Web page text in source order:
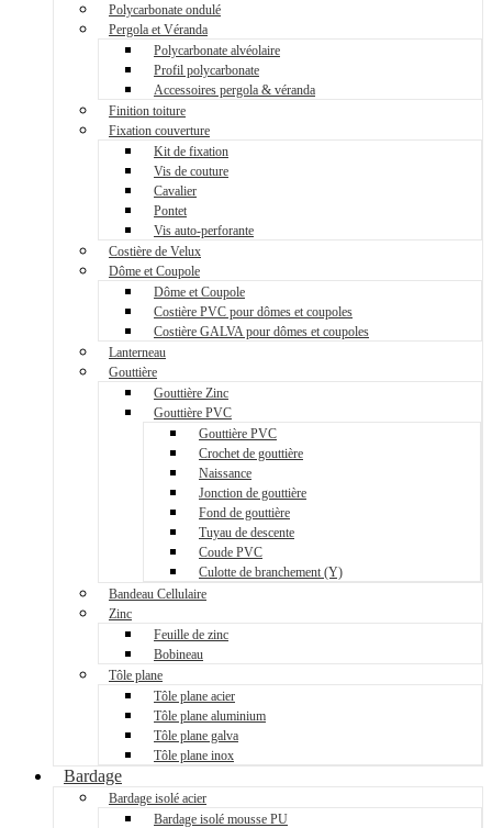
Polycarbonate ondulé
Pergola et Véranda
Polycarbonate alvéolaire
Profil polycarbonate
Accessoires pergola & véranda
Finition toiture
Fixation couverture
Kit de fixation
Vis de couture
Cavalier
Pontet
Vis auto-perforante
Costière de Velux
Dôme et Coupole
Dôme et Coupole
Costière PVC pour dômes et coupoles
Costière GALVA pour dômes et coupoles
Lanterneau
Gouttière
Gouttière Zinc
Gouttière PVC
Gouttière PVC
Crochet de gouttière
Naissance
Jonction de gouttière
Fond de gouttière
Tuyau de descente
Coude PVC
Culotte de branchement (Y)
Bandeau Cellulaire
Zinc
Feuille de zinc
Bobineau
Tôle plane
Tôle plane acier
Tôle plane aluminium
Tôle plane galva
Tôle plane inox
Bardage
Bardage isolé acier
Bardage isolé mousse PU